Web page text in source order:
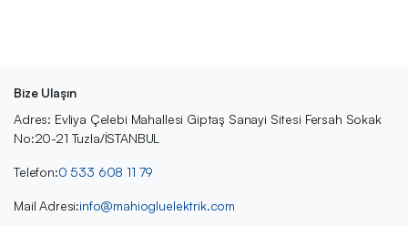
Bize Ulaşın
Adres: Evliya Çelebi Mahallesi Giptaş Sanayi Sitesi Fersah Sokak
No:20-21 Tuzla/İSTANBUL
Telefon:0 533 608 11 79
Mail Adresi:info@mahiogluelektrik.com